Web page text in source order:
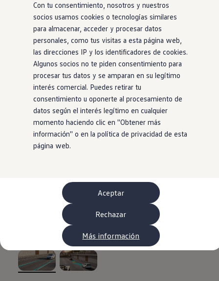
Con tu consentimiento, nosotros y nuestros
socios usamos cookies o tecnologías similares
para almacenar, acceder y procesar datos
personales, como tus visitas a esta página web,
las direcciones IP y los identificadores de cookies.
Algunos socios no te piden consentimiento para
procesar tus datos y se amparan en su legítimo
interés comercial. Puedes retirar tu
consentimiento u oponerte al procesamiento de
datos según el interés legítimo en cualquier
momento haciendo clic en ''Obtener más
información'' o en la política de privacidad de esta
página web.
Aceptar
Rechazar
Más información
Buscador de Concesionarios
Atención al cliente
Accesorios
Guía de mantenimiento
Información Útil
Viajar en coche
WLTP
Aceite y líquidos
EA189
Etiquetado de neumáticos UE - Volkswagen
Reciclaje Volkswagen Canarias
Servicios de mantenimiento
Garantía Volkswagen
Homologaciones y certificados de conformidad
Información sobre el apagón de redes 2G-3G
Recambios
Recambios reconstruidos
Neumáticos
Modelos antiguos
Servicio para vehículos eléctricos
myVolkswagen
Ayuda con aplicaciones y servicios digitales
Navigation Map Update
Extras digitales
Actualizaciones del software, los mapas y las
Buscar servicios para tu modelo
Conectar el móvil con el vehículo
Volkswagen Apps, inicio de sesión y tienda
, 1 de 2